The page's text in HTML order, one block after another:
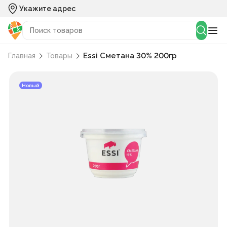
Укажите адрес
Главная Товары Essi Сметана 30% 200гр
Новый